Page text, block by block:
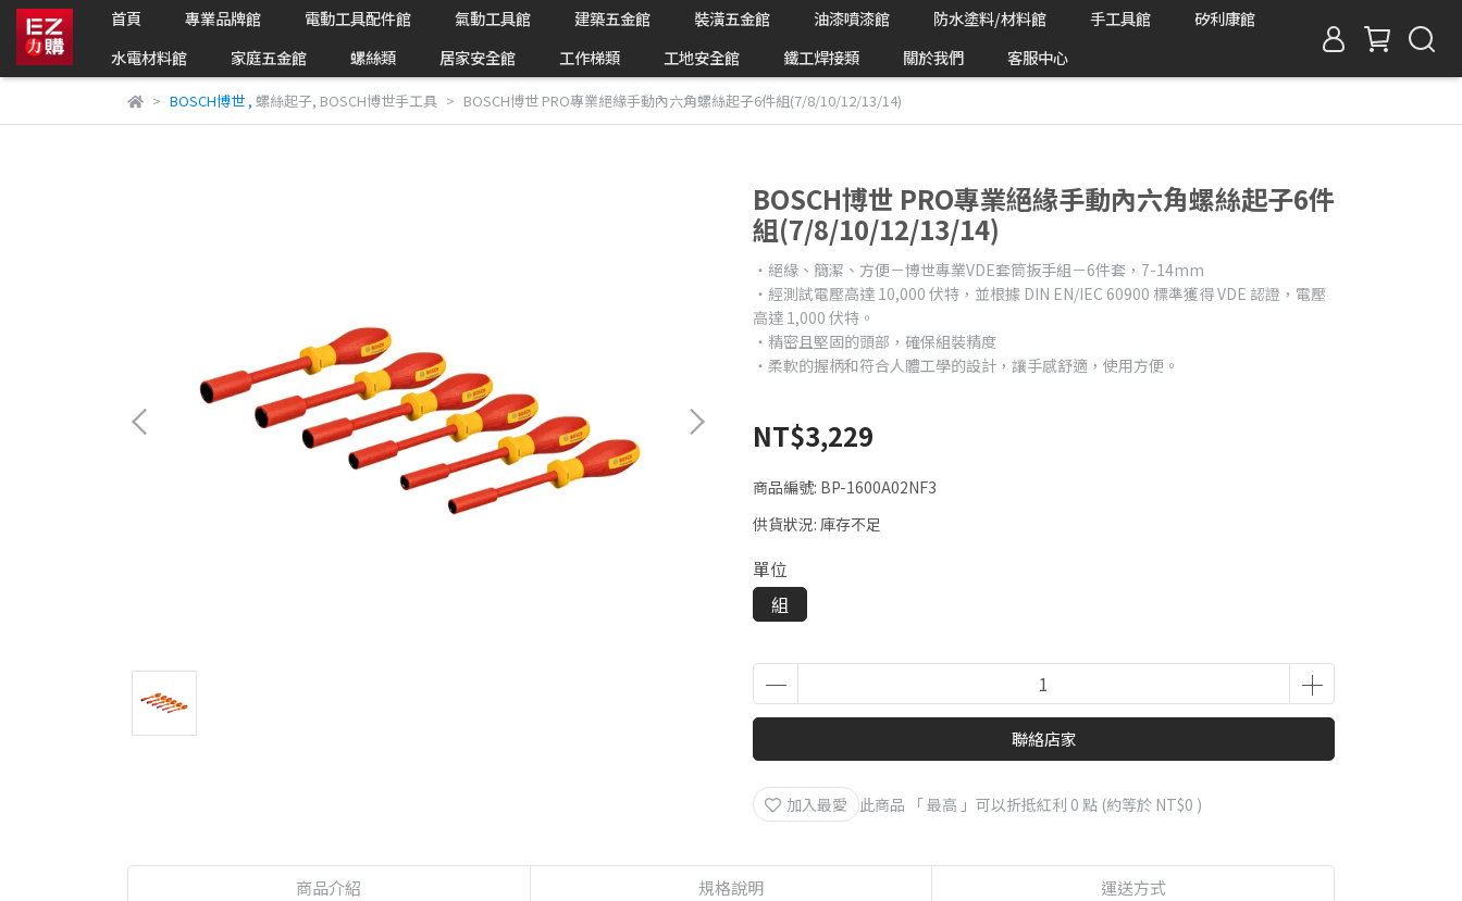
首頁 專業品牌館 電動工具配件館 氣動工具館 建築五金館 裝潢五金館 油漆噴漆館 防水塗料/材料館 手工具館
矽利康館
水電材料館
家庭五金館 螺絲類 居家安全館 工作梯類 工地安全館 鐵工焊接類 關於我們 客服中心
BOSCH博世, 螺絲起子, BOSCH博世手工具 BOSCH博世 PRO專業絕緣手動內六角螺絲起子6件組(7/8/10/12/13/14)
BOSCH博世 PRO專業絕緣手動內六角螺絲起子6件
組(7/8/10/12/13/14)
‧絕緣、簡潔、方便－博世專業VDE套筒扳手組－6件套，7-14mm
‧經測試電壓高達 10,000 伏特，並根據 DIN EN/IEC 60900 標準獲得 VDE 認證，電壓
高達 1,000 伏特。
‧精密且堅固的頭部，確保組裝精度
‧柔軟的握柄和符合人體工學的設計，讓手感舒適，使用方便。
NT$3,229
商品編號: BP-1600A02NF3
供貨狀況: 庫存不足
單位
組
聯絡店家
加入最愛 此商品 「 最高 」可以折抵紅利 0 點 (約等於 NT$0 )
商品介紹 規格說明 運送方式